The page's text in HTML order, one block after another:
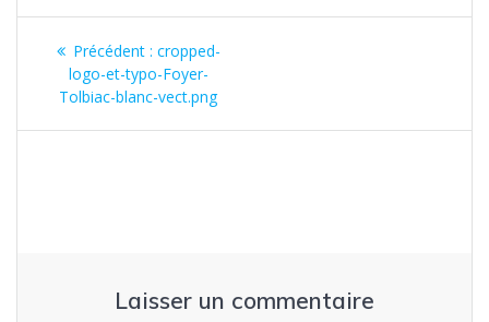
Précédent : cropped-
logo-et-typo-Foyer-
Tolbiac-blanc-vect.png
Laisser un commentaire